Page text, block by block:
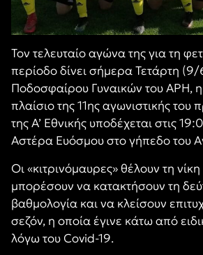
Τον τελευταίο αγώνα της για τη
περίοδο δίνει σήμερα Τετάρτη
Ποδοσφαίρου Γυναικών του ΑΡΗ,
πλαίσιο της 11ης αγωνιστικής
της Α’ Εθνικής υποδέχεται στις
Αστέρα Ευόσμου στο γήπεδο του
Οι «κιτρινόμαυρες» θέλουν τη
μπορέσουν να κατακτήσουν τη
βαθμολογία και να κλείσουν
σεζόν, η οποία έγινε κάτω από
λόγω του Covid-19.